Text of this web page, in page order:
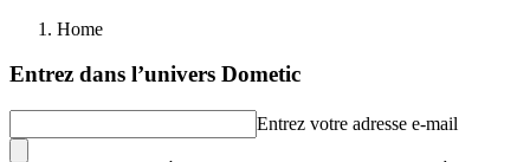
Home
Entrez dans l’univers Dometic
Entrez votre adresse e-mail